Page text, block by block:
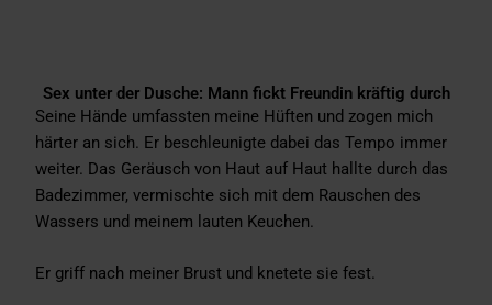
Sex unter der Dusche: Mann fickt Freundin kräftig durch
Seine Hände umfassten meine Hüften und zogen mich
härter an sich. Er beschleunigte dabei das Tempo immer
weiter. Das Geräusch von Haut auf Haut hallte durch das
Badezimmer, vermischte sich mit dem Rauschen des
Wassers und meinem lauten Keuchen.
Er griff nach meiner Brust und knetete sie fest.